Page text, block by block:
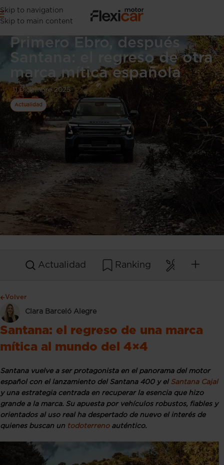
Skip to navigation
Skip to main content
Primero Ebro, después
Santana: el regreso de otra
marca mítica española
11 Diciembre 2025
Actualidad
Actualidad Ranking
Volver
Clara Barceló Alegre
Santana: el regreso de una marca
mítica al mundo del 4×4
Santana vuelve a ser protagonista en el panorama del motor
español con el lanzamiento del Santana 400 y el Santana Cajal
y una estrategia centrada en recuperar la esencia que hizo
grande a la marca. Su apuesta por vehículos robustos, fiables y
orientados al uso real ha despertado de nuevo el interés de
quienes buscan un todoterrenoauténtico.